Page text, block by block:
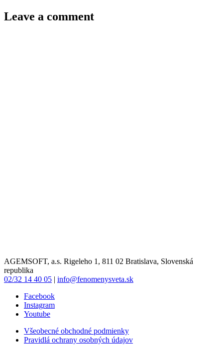
Leave a comment
AGEMSOFT, a.s. Rigeleho 1, 811 02 Bratislava, Slovenská
republika
02/32 14 40 05 | info@fenomenysveta.sk
Facebook
Instagram
Youtube
Všeobecné obchodné podmienky
Pravidlá ochrany osobných údajov